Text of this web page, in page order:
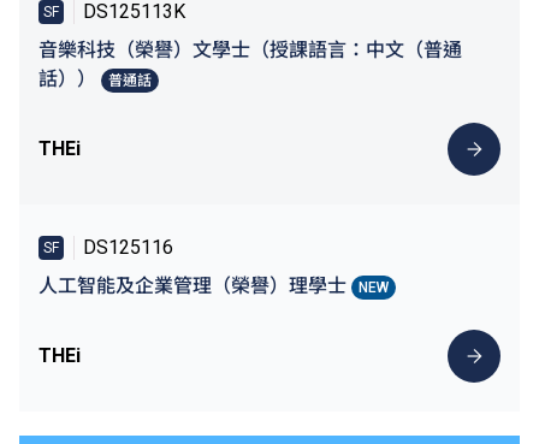
SF
DS125113K
音樂科技（榮譽）文學士（授課語言：中文（普通
話））
普通話
THEi
SF
DS125116
人工智能及企業管理（榮譽）理學士
NEW
THEi